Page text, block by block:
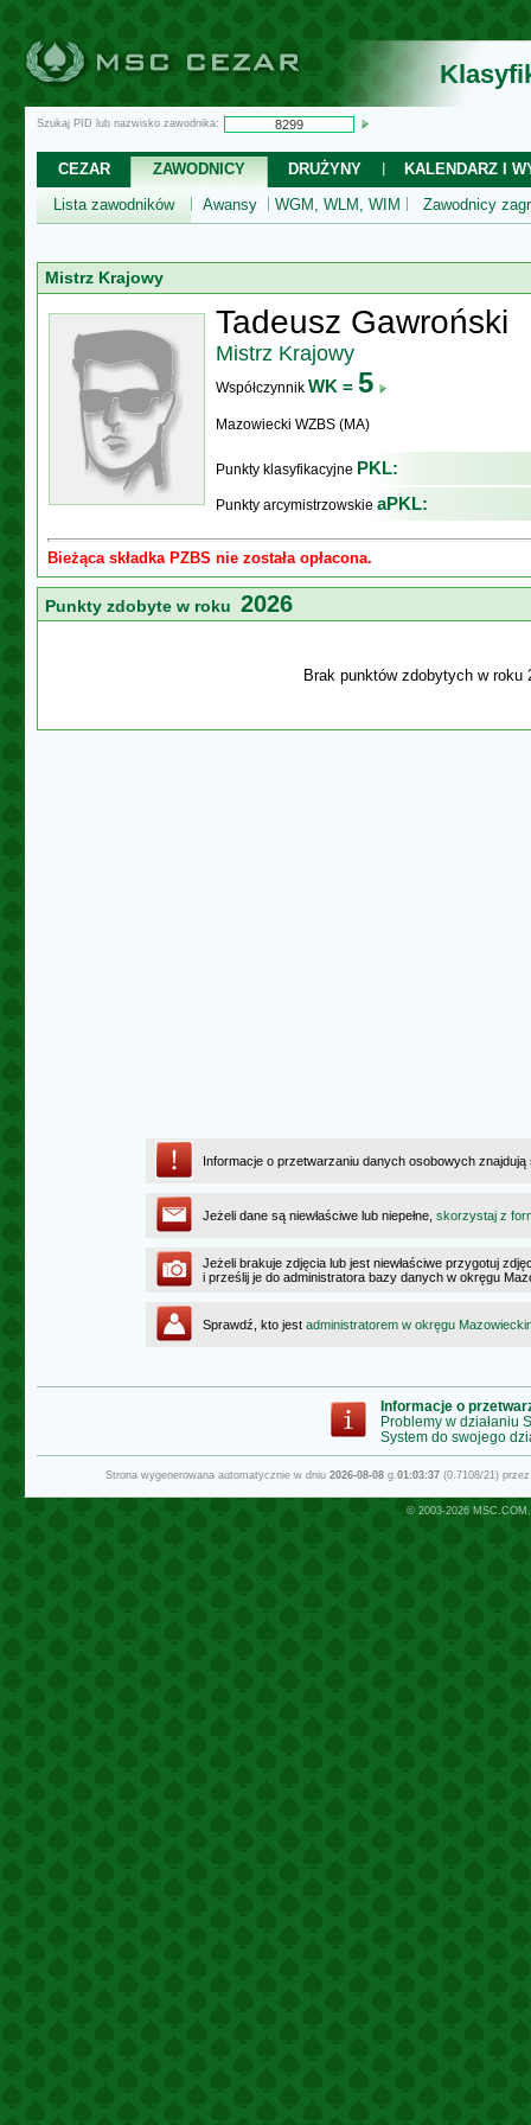
Szukaj PID lub nazwisko zawodnika:
CEZAR ZAWODNICY DRUŻYNY
KALENDARZ I
Lista zawodników
Awansy WGM, WLM, WIM Zawodnicy
Mistrz Krajowy
Tadeusz Gawroński
Mistrz Krajowy
Współczynnik WK = 5
Mazowiecki WZBS (MA)
Punkty klasyfikacyjne PKL:
Punkty arcymistrzowskie aPKL:
Bieżąca składka PZBS nie została opłacona.
Punkty zdobyte w roku 2026
Brak punktów zdobytych w roku
Informacje o przetwarzaniu danych osobowych
Jeżeli dane są niewłaściwe lub niepełne, skorzystaj z
Jeżeli brakuje zdjęcia lub jest niewłaściwe przygotuj
i prześlij je do administratora bazy danych w okręgu
Sprawdź, kto jest administratorem w okręgu
Informacje o
Problemy w działaniu
System do swojego
Strona wygenerowana automatycznie w dniu 2026-08-08g.01:03:37(0.7108/21)
© 2003-2026